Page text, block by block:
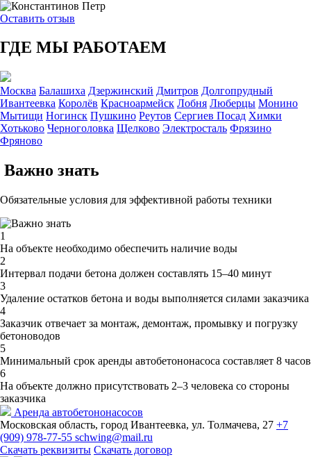
Оставить отзыв
ГДЕ МЫ РАБОТАЕМ
Москва Балашиха Дзержинский Дмитров Долгопрудный
Ивантеевка Королёв Красноармейск Лобня Люберцы Монино
Мытищи Ногинск Пушкино Реутов Сергиев Посад Химки
Хотьково Черноголовка Щелково Электросталь Фрязино
Фряново
Важно знать
Обязательные условия для эффективной работы техники
1
На объекте необходимо обеспечить наличие воды
2
Интервал подачи бетона должен составлять 15–40 минут
3
Удаление остатков бетона и воды выполняется силами заказчика
4
Заказчик отвечает за монтаж, демонтаж, промывку и погрузку
бетоноводов
5
Минимальный срок аренды автобетононасоса составляет 8 часов
6
На объекте должно присутствовать 2–3 человека со стороны
заказчика
Аренда автобетононасосов
Московская область, город Ивантеевка, ул. Толмачева, 27 +7
(909) 978-77-55 schwing@mail.ru
Скачать реквизиты Скачать договор